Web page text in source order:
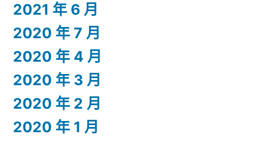
2021 年 6 月
2020 年 7 月
2020 年 4 月
2020 年 3 月
2020 年 2 月
2020 年 1 月